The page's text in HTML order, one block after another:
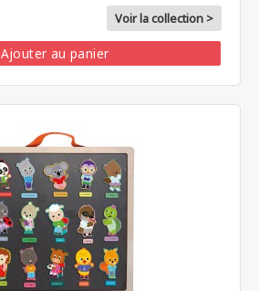
Voir la collection >
Ajouter au panier